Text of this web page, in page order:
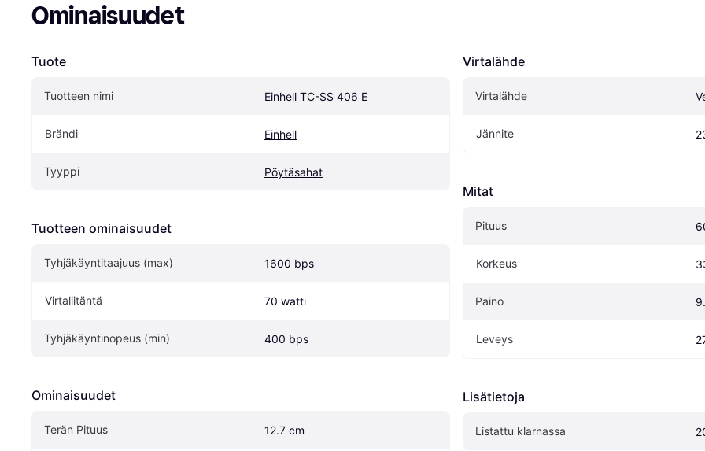
Ominaisuudet
Tuote
Tuotteen nimi Einhell TC-SS 406 E
Brändi Einhell
Tyyppi Pöytäsahat
Tuotteen ominaisuudet
Tyhjäkäyntitaajuus (max) 1600 bps
Virtaliitäntä 70 watti
Tyhjäkäyntinopeus (min) 400 bps
Ominaisuudet
Terän Pituus 12.7 cm
Virtalähde
Virtalähde
Jännite
Mitat
Pituus
Korkeus
Paino
Leveys
Lisätietoja
Listattu klarnassa